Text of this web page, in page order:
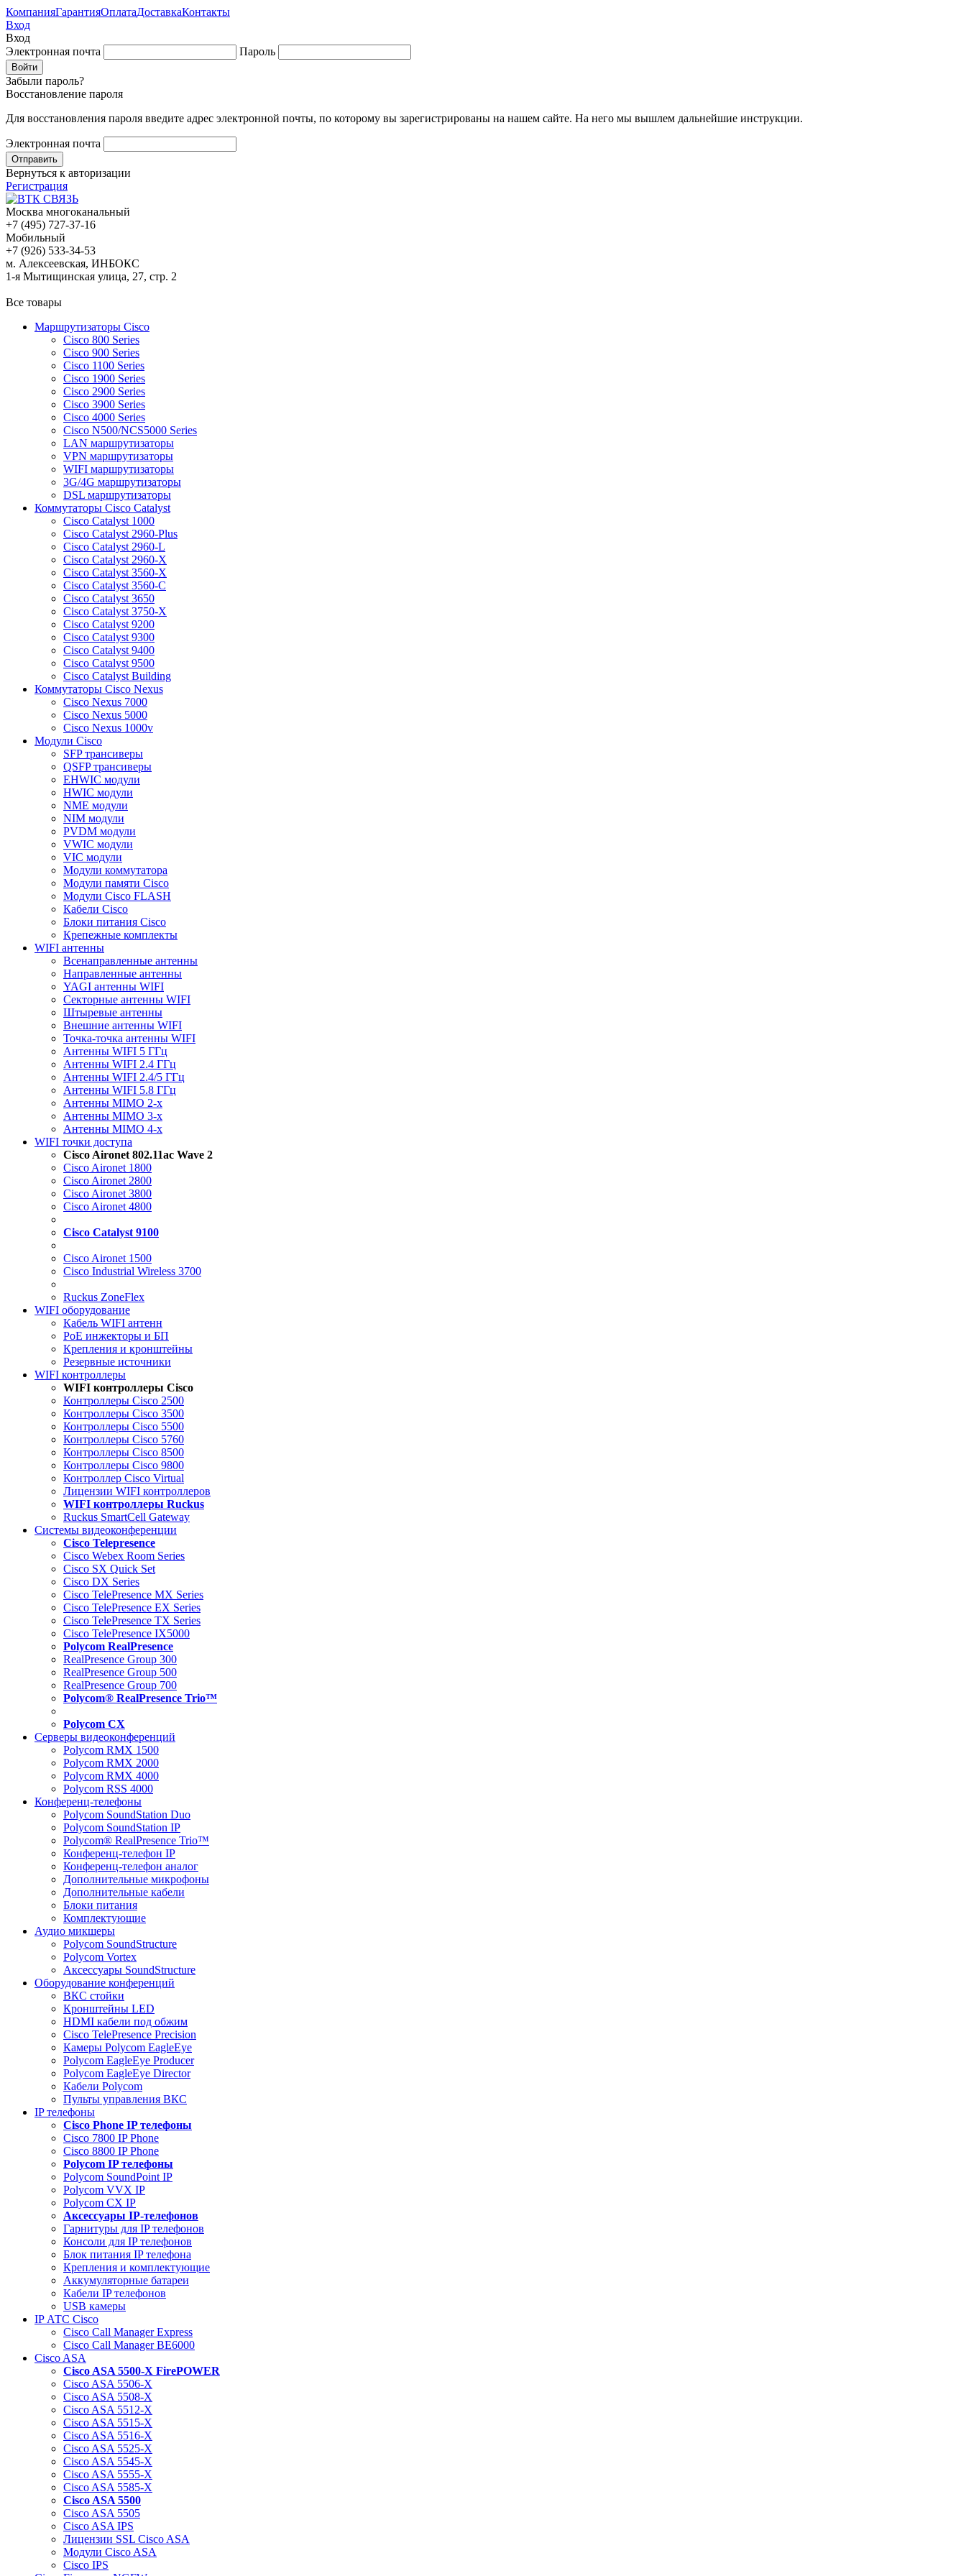
КомпанияГарантияОплатаДоставкаКонтакты
Вход
Вход
Электронная почта
Пароль
Забыли пароль?
Восстановление пароля
Для восстановления пароля введите адрес электронной почты, по которому вы зарегистрированы на нашем сайте. На него мы вышлем дальнейшие инструкции.
Электронная почта
Вернуться к авторизации
Регистрация
Москва многоканальный
+7 (495) 727-37-16
Мобильный
+7 (926) 533-34-53
м. Алексеевская, ИНБОКС
1-я Мытищинская улица, 27, стр. 2
Все товары
Маршрутизаторы Cisco
Cisco 800 Series
Cisco 900 Series
Cisco 1100 Series
Cisco 1900 Series
Cisco 2900 Series
Cisco 3900 Series
Cisco 4000 Series
Cisco N500/NCS5000 Series
LAN маршрутизаторы
VPN маршрутизаторы
WIFI маршрутизаторы
3G/4G маршрутизаторы
DSL маршрутизаторы
Коммутаторы Cisco Catalyst
Cisco Catalyst 1000
Cisco Catalyst 2960-Plus
Cisco Catalyst 2960-L
Cisco Catalyst 2960-X
Cisco Catalyst 3560-X
Cisco Catalyst 3560-C
Cisco Catalyst 3650
Cisco Catalyst 3750-X
Cisco Catalyst 9200
Cisco Catalyst 9300
Cisco Catalyst 9400
Cisco Catalyst 9500
Cisco Catalyst Building
Коммутаторы Cisco Nexus
Cisco Nexus 7000
Cisco Nexus 5000
Cisco Nexus 1000v
Модули Cisco
SFP трансиверы
QSFP трансиверы
EHWIC модули
HWIC модули
NME модули
NIM модули
PVDM модули
VWIC модули
VIC модули
Модули коммутатора
Модули памяти Cisco
Модули Cisco FLASH
Кабели Cisco
Блоки питания Cisco
Крепежные комплекты
WIFI антенны
Всенаправленные антенны
Направленные антенны
YAGI антенны WIFI
Секторные антенны WIFI
Штыревые антенны
Внешние антенны WIFI
Точка-точка антенны WIFI
Антенны WIFI 5 ГГц
Антенны WIFI 2.4 ГГц
Антенны WIFI 2.4/5 ГГц
Антенны WIFI 5.8 ГГц
Антенны MIMO 2-x
Антенны MIMO 3-x
Антенны MIMO 4-x
WIFI точки доступа
Cisco Aironet 802.11ac Wave 2
Cisco Aironet 1800
Cisco Aironet 2800
Cisco Aironet 3800
Cisco Aironet 4800
Cisco Catalyst 9100
Cisco Aironet 1500
Cisco Industrial Wireless 3700
Ruckus ZoneFlex
WIFI оборудование
Кабель WIFI антенн
PoE инжекторы и БП
Крепления и кронштейны
Резервные источники
WIFI контроллеры
WIFI контроллеры Cisco
Контроллеры Cisco 2500
Контроллеры Cisco 3500
Контроллеры Cisco 5500
Контроллеры Cisco 5760
Контроллеры Cisco 8500
Контроллеры Cisco 9800
Контроллер Cisco Virtual
Лицензии WIFI контроллеров
WIFI контроллеры Ruckus
Ruckus SmartCell Gateway
Системы видеоконференции
Cisco Telepresence
Cisco Webex Room Series
Cisco SX Quick Set
Cisco DX Series
Cisco TelePresence MX Series
Cisco TelePresence EX Series
Cisco TelePresence TX Series
Cisco TelePresence IX5000
Polycom RealPresence
RealPresence Group 300
RealPresence Group 500
RealPresence Group 700
Polycom® RealPresence Trio™
Polycom CX
Серверы видеоконференций
Polycom RMX 1500
Polycom RMX 2000
Polycom RMX 4000
Polycom RSS 4000
Конференц-телефоны
Polycom SoundStation Duo
Polycom SoundStation IP
Polycom® RealPresence Trio™
Конференц-телефон IP
Конференц-телефон аналог
Дополнительные микрофоны
Дополнительные кабели
Блоки питания
Комплектующие
Аудио микшеры
Polycom SoundStructure
Polycom Vortex
Аксессуары SoundStructure
Оборудование конференций
ВКС стойки
Кронштейны LED
HDMI кабели под обжим
Cisco TelePresence Precision
Камеры Polycom EagleEye
Polycom EagleEye Producer
Polycom EagleEye Director
Кабели Polycom
Пульты управления ВКС
IP телефоны
Сisco Phone IP телефоны
Cisco 7800 IP Phone
Cisco 8800 IP Phone
Polycom IP телефоны
Polycom SoundPoint IP
Polycom VVX IP
Polycom CX IP
Аксессуары IP-телефонов
Гарнитуры для IP телефонов
Консоли для IP телефонов
Блок питания IP телефона
Крепления и комплектующие
Аккумуляторные батареи
Кабели IP телефонов
USB камеры
IP АТС Cisco
Cisco Call Manager Express
Cisco Call Manager BE6000
Cisco ASA
Cisco ASA 5500-X FirePOWER
Cisco ASA 5506-X
Cisco ASA 5508-X
Cisco ASA 5512-X
Cisco ASA 5515-X
Cisco ASA 5516-X
Cisco ASA 5525-X
Cisco ASA 5545-X
Cisco ASA 5555-X
Cisco ASA 5585-X
Cisco ASA 5500
Cisco ASA 5505
Cisco ASA IPS
Лицензии SSL Cisco ASA
Модули Cisco ASA
Cisco IPS